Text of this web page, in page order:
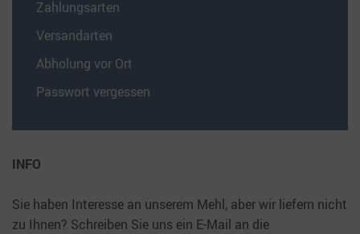
Zahlungsarten
Versandarten
Abholung vor Ort
Passwort vergessen
INFO
Sie haben Interesse an unserem Mehl, aber wir liefern nicht
zu Ihnen? Schreiben Sie uns ein E-Mail an die